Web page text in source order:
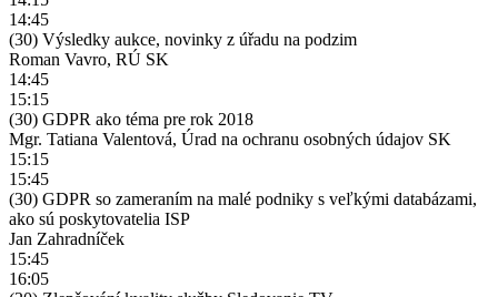
14:45
(30) Výsledky aukce, novinky z úřadu na podzim
Roman Vavro, RÚ SK
14:45
15:15
(30) GDPR ako téma pre rok 2018
Mgr. Tatiana Valentová, Úrad na ochranu osobných údajov SK
15:15
15:45
(30) GDPR so zameraním na malé podniky s veľkými databázami,
ako sú poskytovatelia ISP
Jan Zahradníček
15:45
16:05